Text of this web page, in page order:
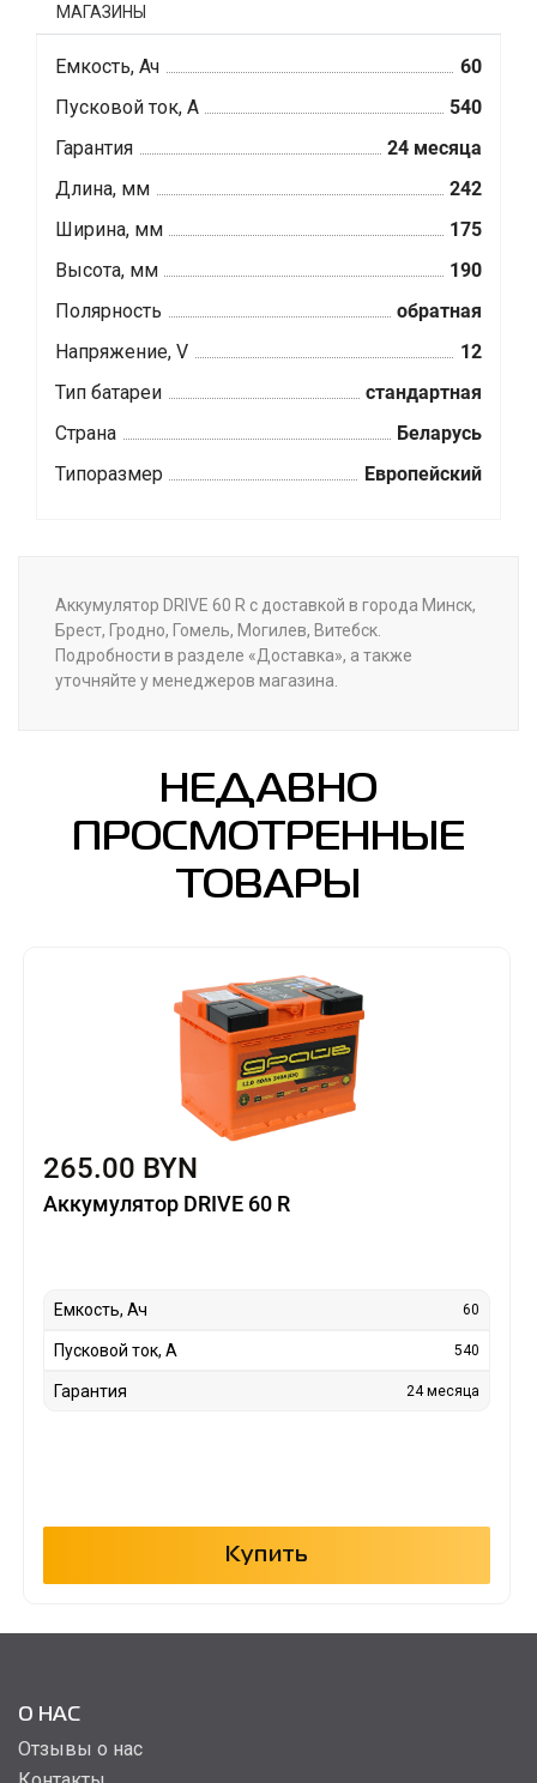
МАГАЗИНЫ
Емкость, Ач
60
Пусковой ток, А
540
Гарантия
24 месяца
Длина, мм
242
Ширина, мм
175
Высота, мм
190
Полярность
обратная
Напряжение, V
12
Тип батареи
стандартная
Страна
Беларусь
Типоразмер
Европейский
Аккумулятор DRIVE 60 R с доставкой в города Минск,
Брест, Гродно, Гомель, Могилев, Витебск.
Подробности в разделе «Доставка», а также
уточняйте у менеджеров магазина.
НЕДАВНО
ПРОСМОТРЕННЫЕ
ТОВАРЫ
265.00 BYN
Аккумулятор DRIVE 60 R
Емкость, Ач 60
Пусковой ток, А 540
Гарантия 24 месяца
Купить
О НАС
Отзывы о нас